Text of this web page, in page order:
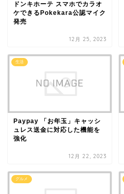
ドンキホーテ スマホでカラオ
ケできるPokekara公認マイク
発売
12月 25, 2023
生活
Paypay 「お年玉」キャッシ
ュレス送金に対応した機能を
強化
12月 22, 2023
グルメ